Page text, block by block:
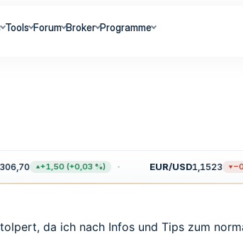
Tools Forum Broker Programme
+1,50 (+0,03 %) EUR/USD1,1523
da ich nach Infos und Tips zum